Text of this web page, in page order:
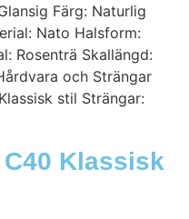
Färg: Naturlig
Nato Halsform:
Rosenträ Skallängd:
och Strängar
stil Strängar:
C40 Klassisk